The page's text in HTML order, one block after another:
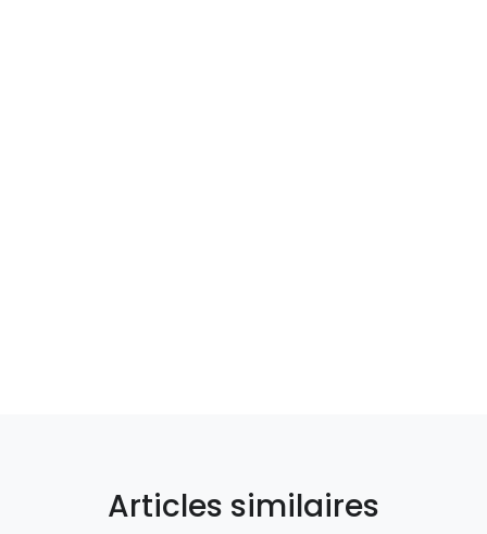
Articles similaires